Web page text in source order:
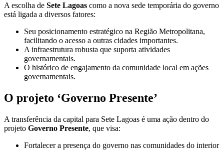
A escolha de Sete Lagoas como a nova sede temporária do governo
está ligada a diversos fatores:
Seu posicionamento estratégico na Região Metropolitana,
facilitando o acesso a outras cidades importantes.
A infraestrutura robusta que suporta atividades
governamentais.
O histórico de engajamento da comunidade local em ações
governamentais.
O projeto ‘Governo Presente’
A transferência da capital para Sete Lagoas é uma ação dentro do
projeto Governo Presente, que visa:
Fortalecer a presença do governo nas comunidades do interior